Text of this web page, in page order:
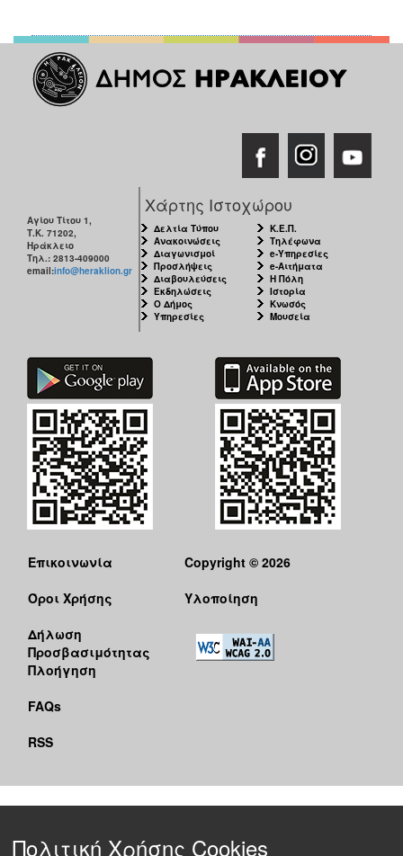
Αγίου Τίτου 1,
Τ.Κ. 71202,
Ηράκλειο
Τηλ.: 2813-409000
email:info@heraklion.gr
Χάρτης Ιστοχώρου
Δελτία Τύπου
Ανακοινώσεις
Διαγωνισμοί
Προσλήψεις
Διαβουλεύσεις
Εκδηλώσεις
Ο Δήμος
Υπηρεσίες
Κ.Ε.Π.
Τηλέφωνα
e-Υπηρεσίες
e-Αιτήματα
Η Πόλη
Ιστορία
Κνωσός
Μουσεία
Επικοινωνία
Όροι Χρήσης
Δήλωση
Προσβασιμότητας
Πλοήγηση
FAQs
RSS
Copyright © 2026
Υλοποίηση
Πολιτική Χρήσης Cookies